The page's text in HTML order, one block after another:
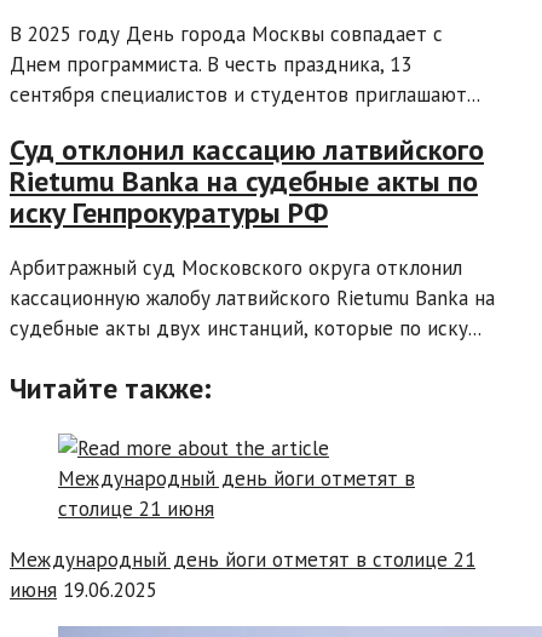
В 2025 году День города Москвы совпадает с
Днем программиста. В честь праздника, 13
сентября специалистов и студентов приглашают...
Суд отклонил кассацию латвийского
Rietumu Banka на судебные акты по
иску Генпрокуратуры РФ
Арбитражный суд Московского округа отклонил
кассационную жалобу латвийского Rietumu Banka на
судебные акты двух инстанций, которые по иску...
Читайте также:
Международный день йоги отметят в столице 21
июня 19.06.2025